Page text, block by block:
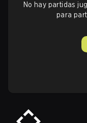
No hay partidas
para